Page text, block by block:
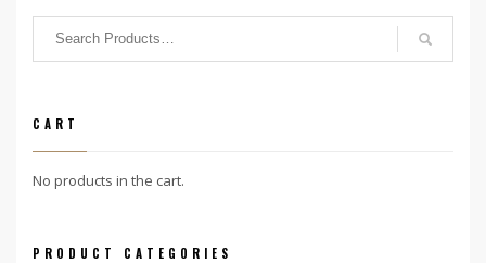
CART
No products in the cart.
PRODUCT CATEGORIES